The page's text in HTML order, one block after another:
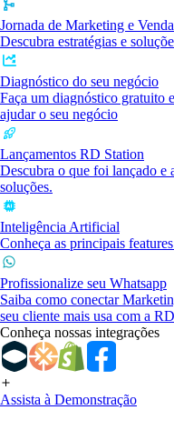
Jornada de Marketing e
Descubra estratégias e
Diagnóstico do seu negócio
Faça um diagnóstico gratuito
ajudar o seu negócio
Lançamentos RD Station
Descubra o que foi lançado e
soluções.
Inteligência Artificial
Conheça as principais
Profissionalize seu Whatsapp
Saiba como conectar
seu cliente mais usa com a
Conheça nossas integrações
Assista à Demonstração